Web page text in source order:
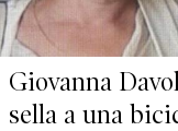
Giovanna
sella a una